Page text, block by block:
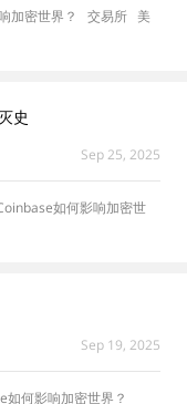
加密世界？ 交易所 美
史
Sep 25, 2025
如何影响加密世
Sep 19, 2025
如何影响加密世界？